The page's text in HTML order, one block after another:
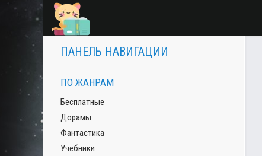
ПАНЕЛЬ НАВИГАЦИИ
ПО ЖАНРАМ
Бесплатные
Дорамы
Фантастика
Учебники